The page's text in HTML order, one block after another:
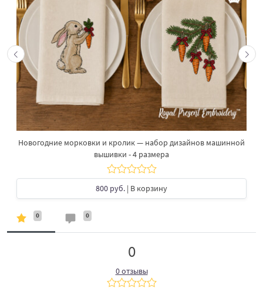
Новогодние морковки и кролик — набор дизайнов машинной
вышивки - 4 размера
800 руб. | В корзину
0 0
0
0 отзывы